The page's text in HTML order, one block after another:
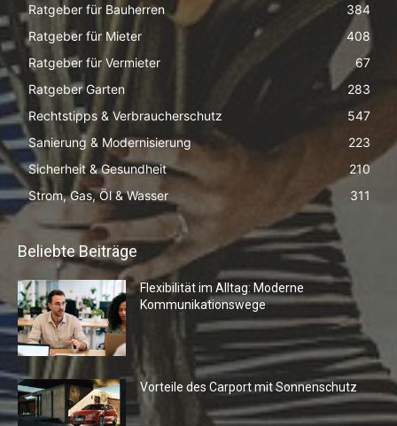
Ratgeber für Bauherren
384
Ratgeber für Mieter
408
Ratgeber für Vermieter
67
Ratgeber Garten
283
Rechtstipps & Verbraucherschutz
547
Sanierung & Modernisierung
223
Sicherheit & Gesundheit
210
Strom, Gas, Öl & Wasser
311
Beliebte Beiträge
Flexibilität im Alltag: Moderne
Kommunikationswege
Vorteile des Carport mit Sonnenschutz